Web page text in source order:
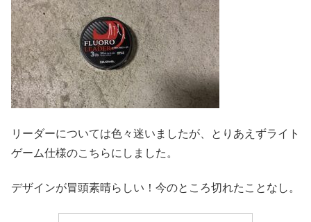
リーダーについては色々迷いましたが、とりあえずライト
ゲーム仕様のこちらにしました。
デザインが冒頭素晴らしい！今のところ切れたことなし。